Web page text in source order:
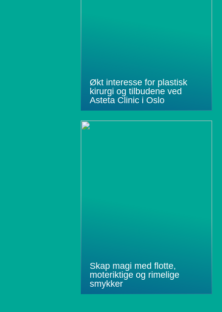
Økt interesse for plastisk
kirurgi og tilbudene ved
Asteta Clinic i Oslo
Skap magi med flotte,
moteriktige og rimelige
smykker